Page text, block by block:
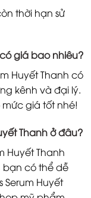
thời hạn sử
giá bao nhiêu?
Huyết Thanh có
kênh và đại lý.
giá tốt nhé!
Thanh ở đâu?
Huyết Thanh
bạn có thể dễ
Huyết